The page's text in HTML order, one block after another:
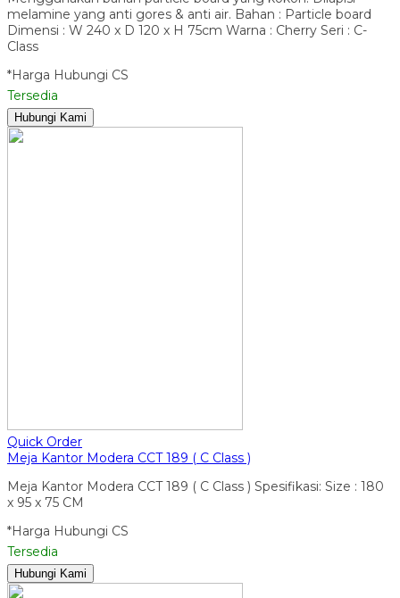
melamine yang anti gores & anti air. Bahan : Particle board
Dimensi : W 240 x D 120 x H 75cm Warna : Cherry Seri : C-
Class
*Harga Hubungi CS
Tersedia
Hubungi Kami
Quick Order
Meja Kantor Modera CCT 189 ( C Class )
Meja Kantor Modera CCT 189 ( C Class ) Spesifikasi: Size : 180
x 95 x 75 CM
*Harga Hubungi CS
Tersedia
Hubungi Kami